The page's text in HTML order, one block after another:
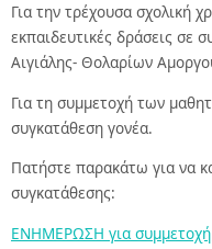
Για την τρέχουσα σχολική
εκπαιδευτικές δράσεις σε
Αιγιάλης- Θολαρίων
Για τη συμμετοχή των
συγκατάθεση γονέα.
Πατήστε παρακάτω για να
συγκατάθεσης:
ΕΝΗΜΕΡΩΣΗ για